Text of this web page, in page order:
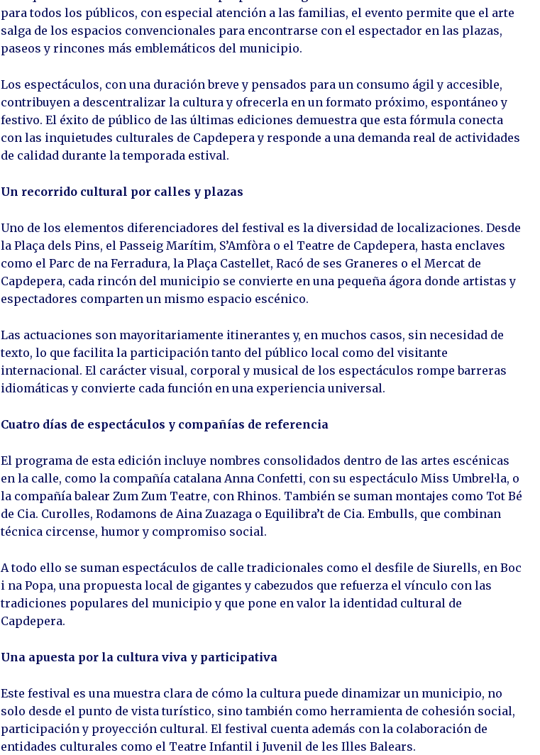
para todos los públicos, con especial atención a las familias, el evento permite que el arte
salga de los espacios convencionales para encontrarse con el espectador en las plazas,
paseos y rincones más emblemáticos del municipio.
Los espectáculos, con una duración breve y pensados para un consumo ágil y accesible,
contribuyen a descentralizar la cultura y ofrecerla en un formato próximo, espontáneo y
festivo. El éxito de público de las últimas ediciones demuestra que esta fórmula conecta
con las inquietudes culturales de Capdepera y responde a una demanda real de actividades
de calidad durante la temporada estival.
Un recorrido cultural por calles y plazas
Uno de los elementos diferenciadores del festival es la diversidad de localizaciones. Desde
la Plaça dels Pins, el Passeig Marítim, S’Amfòra o el Teatre de Capdepera, hasta enclaves
como el Parc de na Ferradura, la Plaça Castellet, Racó de ses Graneres o el Mercat de
Capdepera, cada rincón del municipio se convierte en una pequeña ágora donde artistas y
espectadores comparten un mismo espacio escénico.
Las actuaciones son mayoritariamente itinerantes y, en muchos casos, sin necesidad de
texto, lo que facilita la participación tanto del público local como del visitante
internacional. El carácter visual, corporal y musical de los espectáculos rompe barreras
idiomáticas y convierte cada función en una experiencia universal.
Cuatro días de espectáculos y compañías de referencia
El programa de esta edición incluye nombres consolidados dentro de las artes escénicas
en la calle, como la compañía catalana Anna Confetti, con su espectáculo Miss Umbrel·la, o
la compañía balear Zum Zum Teatre, con Rhinos. También se suman montajes como Tot Bé
de Cia. Curolles, Rodamons de Aina Zuazaga o Equilibra’t de Cia. Embulls, que combinan
técnica circense, humor y compromiso social.
A todo ello se suman espectáculos de calle tradicionales como el desfile de Siurells, en Boc
i na Popa, una propuesta local de gigantes y cabezudos que refuerza el vínculo con las
tradiciones populares del municipio y que pone en valor la identidad cultural de
Capdepera.
Una apuesta por la cultura viva y participativa
Este festival es una muestra clara de cómo la cultura puede dinamizar un municipio, no
solo desde el punto de vista turístico, sino también como herramienta de cohesión social,
participación y proyección cultural. El festival cuenta además con la colaboración de
entidades culturales como el Teatre Infantil i Juvenil de les Illes Balears.